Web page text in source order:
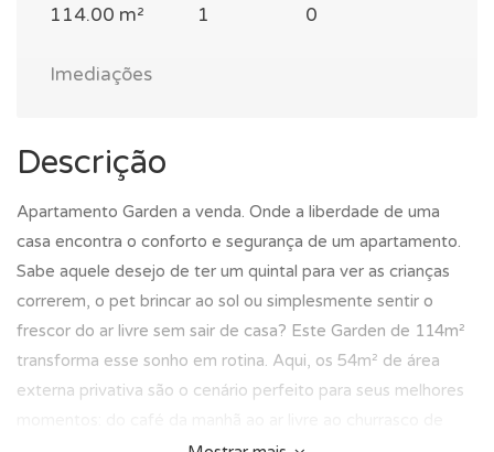
114.00 m²
1
0
Imediações
Descrição
Apartamento Garden a venda. Onde a liberdade de uma
casa encontra o conforto e segurança de um apartamento.
Sabe aquele desejo de ter um quintal para ver as crianças
correrem, o pet brincar ao sol ou simplesmente sentir o
frescor do ar livre sem sair de casa? Este Garden de 114m²
transforma esse sonho em rotina. Aqui, os 54m² de área
externa privativa são o cenário perfeito para seus melhores